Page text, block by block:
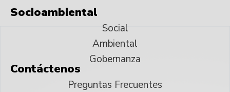
Socioambiental
Social
Ambiental
Gobernanza
Contáctenos
Preguntas Frecuentes